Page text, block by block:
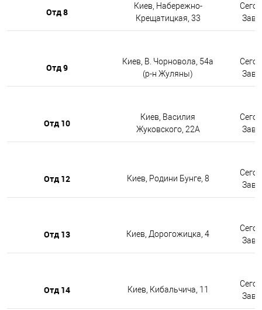
Отд 8
Киев, Набережно-
Крещатицкая, 33
Отд 9
Киев, В. Чорновола, 54а
(р-н Жуляны)
Отд 10
Киев, Василия
Жуковского, 22А
Отд 12 Киев, Родини Бунге, 8
Отд 13 Киев, Дорогожицка, 4
Отд 14 Киев, Кибальчича, 11